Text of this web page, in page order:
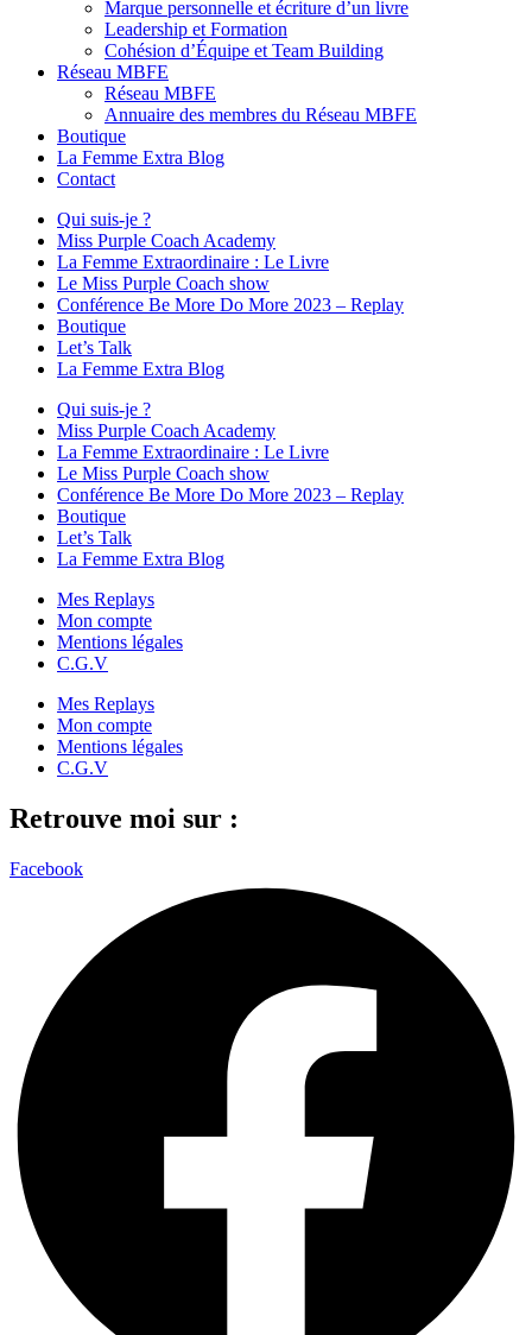
Marque personnelle et écriture d’un livre
Leadership et Formation
Cohésion d’Équipe et Team Building
Réseau MBFE
Réseau MBFE
Annuaire des membres du Réseau MBFE
Boutique
La Femme Extra Blog
Contact
Qui suis-je ?
Miss Purple Coach Academy
La Femme Extraordinaire : Le Livre
Le Miss Purple Coach show
Conférence Be More Do More 2023 – Replay
Boutique
Let’s Talk
La Femme Extra Blog
Qui suis-je ?
Miss Purple Coach Academy
La Femme Extraordinaire : Le Livre
Le Miss Purple Coach show
Conférence Be More Do More 2023 – Replay
Boutique
Let’s Talk
La Femme Extra Blog
Mes Replays
Mon compte
Mentions légales
C.G.V
Mes Replays
Mon compte
Mentions légales
C.G.V
Retrouve moi sur :
Facebook